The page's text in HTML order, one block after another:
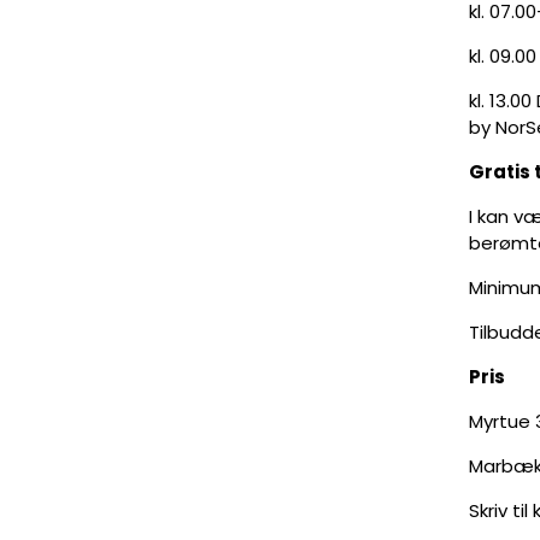
kl.
kl.
kl.
by
Gratis
I kan
Pris
Myrtue
Marbæk
Skriv til